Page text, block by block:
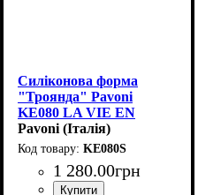
Силіконова форма
"Троянда" Pavoni
KE080 LA VIE EN
ROSE
(d180мм,h45мм,960мл)
Pavoni (Італія)
KE080S
1 280.00грн